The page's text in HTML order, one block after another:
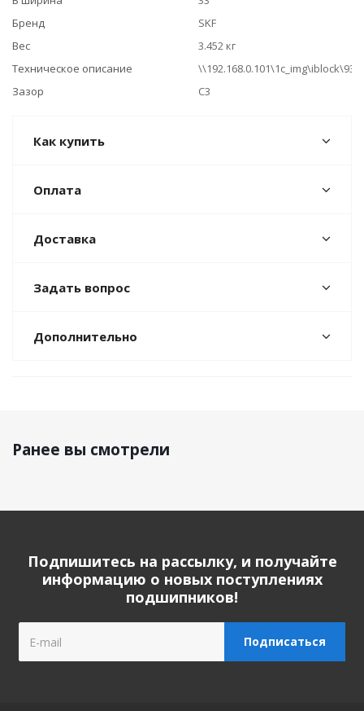
Бренд
SKF
Вес
3.452 кг
Техническое описание
Зазор
C3
Как купить
Оплата
Доставка
Задать вопрос
Дополнительно
Ранее вы смотрели
Подпишитесь на рассылку, и получайте
информацию о новых поступлениях
подшипников!